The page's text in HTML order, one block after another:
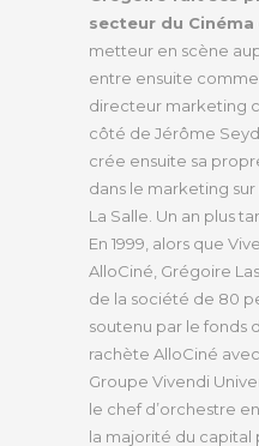
secteur du Cinéma
metteur en scène
entre ensuite
directeur marketing
côté de Jérôme
crée ensuite sa
dans le marketing
La Salle. Un an plus
En 1999, alors que
AlloCiné, Grégoire
de la société de 80
soutenu par le fonds
rachète AlloCiné
Groupe Vivendi
le chef d’orchestre
la majorité du capital